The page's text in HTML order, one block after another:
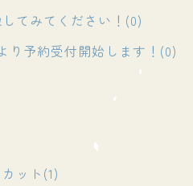
てみてください！(0)
り予約受付開始します！(0)
ット(1)